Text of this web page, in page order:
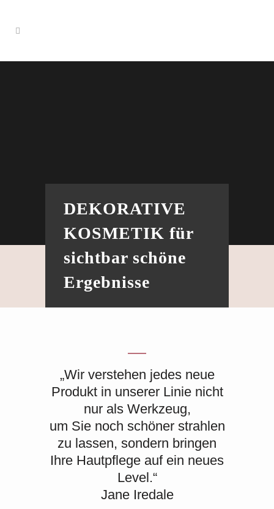
DEKORATIVE
KOSMETIK für
sichtbar schöne
Ergebnisse
„Wir verstehen jedes neue
Produkt in unserer Linie nicht
nur als Werkzeug,
um Sie noch schöner strahlen
zu lassen, sondern bringen
Ihre Hautpflege auf ein neues
Level.“
Jane Iredale